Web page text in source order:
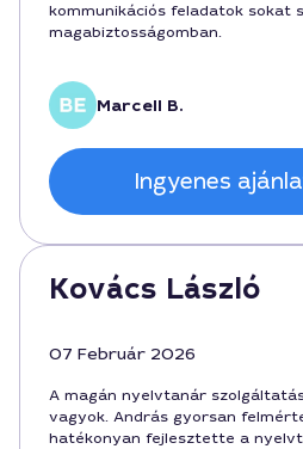
kommunikációs feladatok sokat
magabiztosságomban.
Marcell B.
Ingyenes
Kovács László
07 Február 2026
A magán nyelvtanár
vagyok. András gyorsan
hatékonyan fejlesztette a